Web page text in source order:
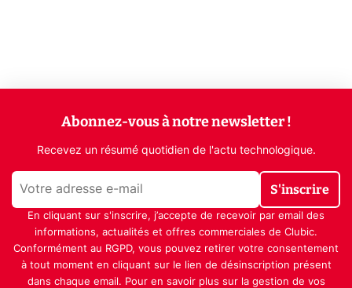
Abonnez-vous à notre newsletter !
Recevez un résumé quotidien de l'actu technologique.
S'inscrire
En cliquant sur s'inscrire, j’accepte de recevoir par email des
informations, actualités et offres commerciales de Clubic.
Conformément au RGPD, vous pouvez retirer votre consentement
à tout moment en cliquant sur le lien de désinscription présent
dans chaque email. Pour en savoir plus sur la gestion de vos